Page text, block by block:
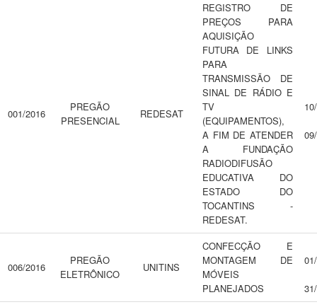
001/2016
PREGÃO
PRESENCIAL
REDESAT
REGISTRO DE
PREÇOS PARA
AQUISIÇÃO
FUTURA DE LINKS
PARA
TRANSMISSÃO DE
SINAL DE RÁDIO E
TV
(EQUIPAMENTOS),
A FIM DE ATENDER
A FUNDAÇÃO
RADIODIFUSÃO
EDUCATIVA DO
ESTADO DO
TOCANTINS -
REDESAT.
006/2016
PREGÃO
ELETRÔNICO
UNITINS
CONFECÇÃO E
MONTAGEM DE
MÓVEIS
PLANEJADOS